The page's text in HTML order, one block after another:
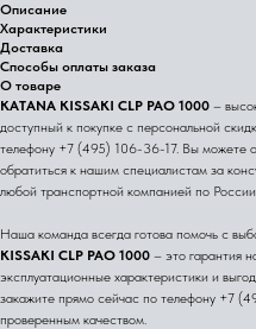
Описание
Характеристики
Доставка
Способы оплаты заказа
О товаре
KATANA KISSAKI CLP PAO 1000 –
доступный к покупке с персональной
телефону +7 (495) 106-36-17. Вы можете
обратиться к нашим специалистам за
любой транспортной компанией по
Наша команда всегда готова помочь с
KISSAKI CLP PAO 1000 – это гарантия
эксплуатационные характеристики и
закажите прямо сейчас по телефону +7
проверенным качеством.